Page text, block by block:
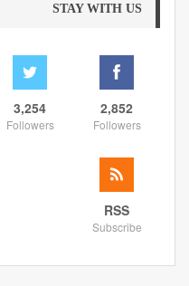
STAY WITH US
2,852
Followers
3,254
Followers
RSS
Subscribe